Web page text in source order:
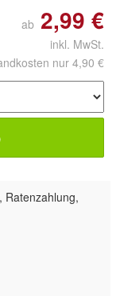
ab 2,99 €
inkl. MwSt.
nur 4,90 €
Ratenzahlung,